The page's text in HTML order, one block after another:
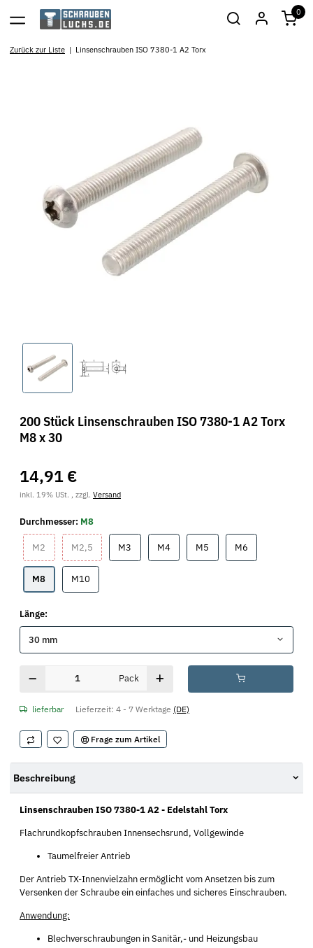
0
Zurück zur Liste Linsenschrauben ISO 7380-1 A2 Torx
200 Stück Linsenschrauben ISO 7380-1 A2 Torx
M8 x 30
14,91 €
inkl. 19% USt. , zzgl. Versand
Durchmesser: M8
M2 M2 M2,5M2,5 M3 M4M4 M5 M6M6
M8M8 M10M10
Länge:
30 mm
Pack
lieferbar Lieferzeit: 4 - 7 Werktage (DE)
Frage zum Artikel
Beschreibung
Linsenschrauben ISO 7380-1 A2 - Edelstahl Torx
Flachrundkopfschrauben Innensechsrund, Vollgewinde
Taumelfreier Antrieb
Der Antrieb TX-Innenvielzahn ermöglicht vom Ansetzen bis zum
Versenken der Schraube ein einfaches und sicheres Einschrauben.
Anwendung:
Blechverschraubungen in Sanitär,- und Heizungsbau